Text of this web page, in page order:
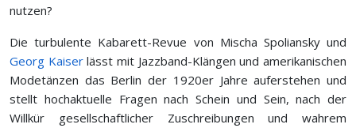
nutzen?
Die turbulente Kabarett-Revue von Mischa Spoliansky und
Georg Kaiserlässt mit Jazzband-Klängen und amerikanischen
Modetänzen das Berlin der 1920er Jahre auferstehen und
stellt hochaktuelle Fragen nach Schein und Sein, nach der
Willkür gesellschaftlicher Zuschreibungen und wahrem